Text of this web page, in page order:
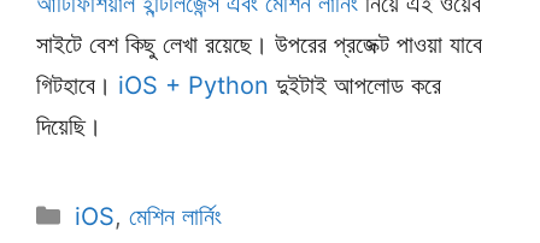
সাইটে বেশ কিছু লেখা রয়েছে। উপরের প্রজেক্ট পাওয়া যাবে
গিটহাবে। iOS + Python দুইটাই আপলোড করে
দিয়েছি।
Categories
iOS, মেশিন লার্নিং